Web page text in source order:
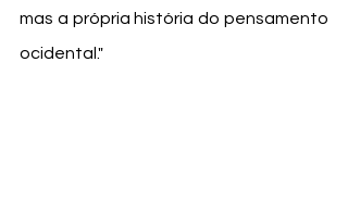
mas a própria história do pensamento
ocidental."